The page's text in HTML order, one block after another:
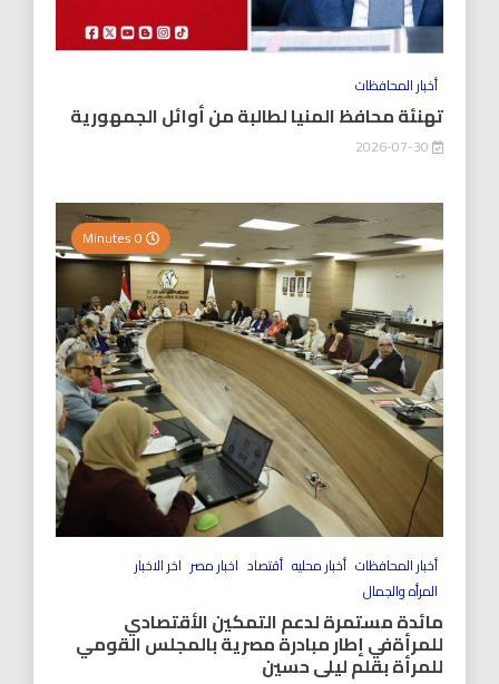
أخبار المحافظات
تهنئة محافظ المنيا لطالبة من أوائل الجمهورية
أخبار المحافظات أخبار محليه أقتصاد اخبار مصر اخر الاخبار
المرأه والجمال
مائدة مستمرة لدعم التمكين الأقتصادي
للمرأةفي إطار مبادرة مصرية بالمجلس القومي
للمرأة بقلم ليلى حسين